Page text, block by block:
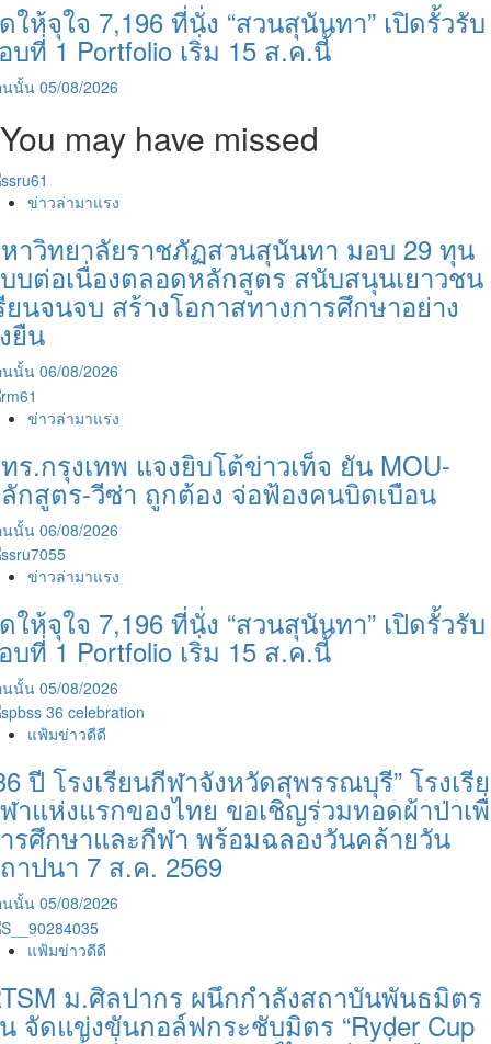
ให้จุใจ 7,196 ที่นั่ง “สวนสุนันทา” เปิดรั้วรับ
บที่ 1 Portfolio เริ่ม 15 ส.ค.นี้
นนั้น 05/08/2026
You may have missed
ข่าวล่ามาแรง
าวิทยาลัยราชภัฏสวนสุนันทา มอบ 29 ทุน
บต่อเนื่องตลอดหลักสูตร สนับสนุนเยาวชน
ยนจนจบ สร้างโอกาสทางการศึกษาอย่าง
ยืน
นนั้น 06/08/2026
ข่าวล่ามาแรง
ร.กรุงเทพ แจงยิบโต้ข่าวเท็จ ยัน MOU-
กสูตร-วีซ่า ถูกต้อง จ่อฟ้องคนบิดเบือน
นนั้น 06/08/2026
ข่าวล่ามาแรง
ให้จุใจ 7,196 ที่นั่ง “สวนสุนันทา” เปิดรั้วรับ
บที่ 1 Portfolio เริ่ม 15 ส.ค.นี้
นนั้น 05/08/2026
แฟ้มข่าวดีดี
ปี โรงเรียนกีฬาจังหวัดสุพรรณบุรี” โรงเรี
าแห่งแรกของไทย ขอเชิญร่วมทอดผ้าป่าเ
รศึกษาและกีฬา พร้อมฉลองวันคล้ายวัน
าปนา 7 ส.ค. 2569
นนั้น 05/08/2026
แฟ้มข่าวดีดี
ม.ศิลปากร ผนึกกำลังสถาบันพันธมิตร
จัดแข่งขันกอล์ฟกระชับมิตร “Ryder Cup